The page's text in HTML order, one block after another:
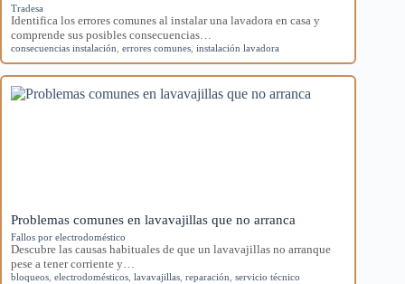
Tradesa
Identifica los errores comunes al instalar una lavadora en casa y
comprende sus posibles consecuencias…
consecuencias instalación errores comunes instalación lavadora
Problemas comunes en lavavajillas que no arranca
Fallos por electrodoméstico
Descubre las causas habituales de que un lavavajillas no arranque
pese a tener corriente y…
bloqueos electrodomésticos lavavajillas reparación servicio técnico